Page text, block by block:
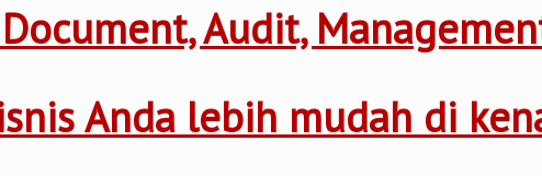
Audit,
Anda lebih mudah di